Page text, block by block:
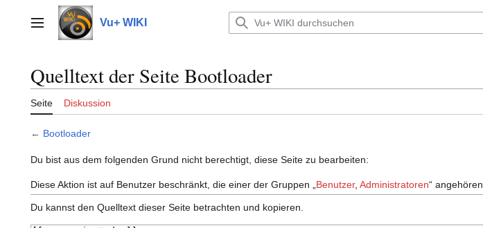
springenHauptmenü Vu+ WIKI
Quelltext der Seite Bootloader
Seite Diskussion
← Bootloader
Du bist aus dem folgenden Grund nicht berechtigt, diese Seite zu bearbeiten:
Diese Aktion ist auf Benutzer beschränkt, die einer der Gruppen „ Benutzer, Administratoren“ angehören.
Du kannst den Quelltext dieser Seite betrachten und kopieren.